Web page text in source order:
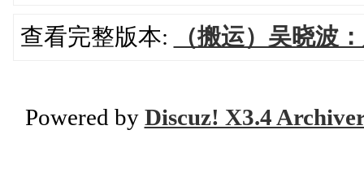
查看完整版本: （搬运）吴晓波
Powered by Discuz! X3.4